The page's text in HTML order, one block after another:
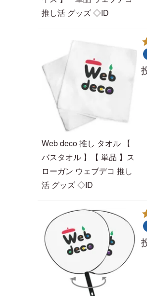
推し活 グッズ ◇ID
Web deco 推し タオル 【
バスタオル 】【 単品 】ス
ローガン ウェブデコ 推し
活 グッズ ◇ID